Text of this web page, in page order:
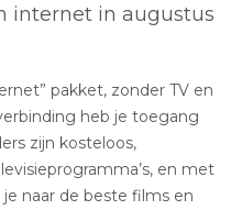
internet in augustus
pakket, zonder TV en
heb je toegang
zijn kosteloos,
en met
naar de beste films en